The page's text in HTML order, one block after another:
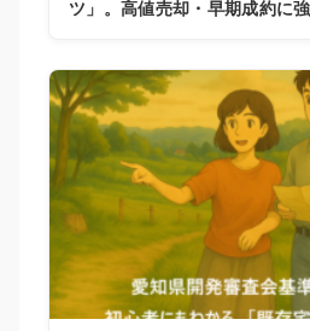
ツ」。高値売却・早期成約に